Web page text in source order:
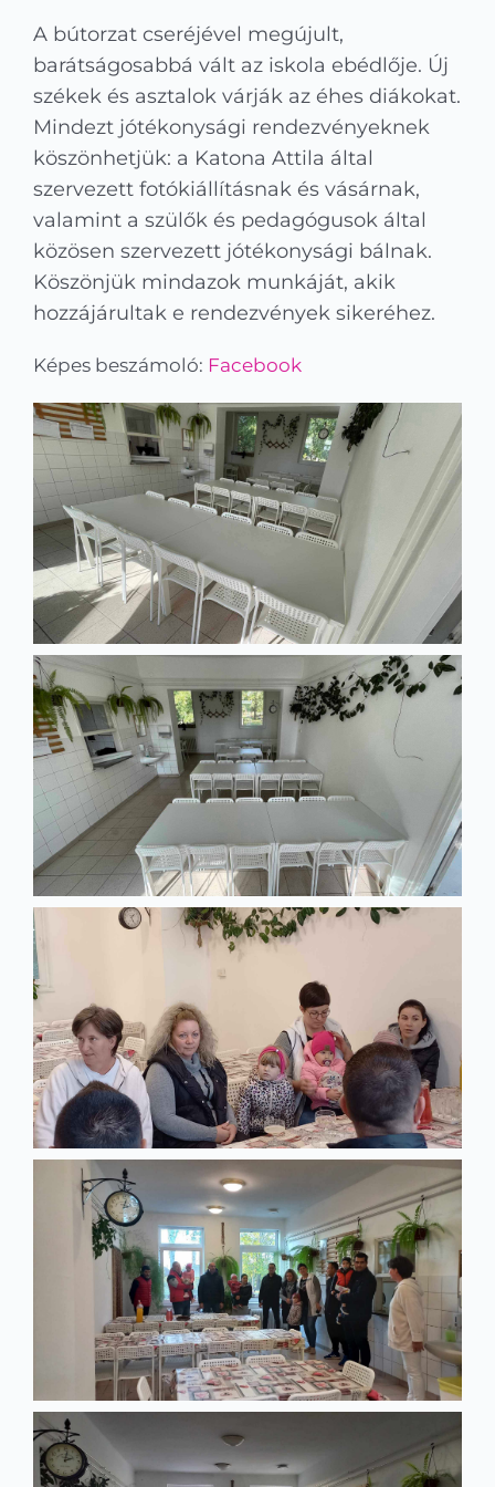
KRÉTA
A bútorzat cseréjével megújult,
barátságosabbá vált az iskola ebédlője. Új
székek és asztalok várják az éhes diákokat.
Mindezt jótékonysági rendezvényeknek
köszönhetjük: a Katona Attila által
szervezett fotókiállításnak és vásárnak,
valamint a szülők és pedagógusok által
közösen szervezett jótékonysági bálnak.
Köszönjük mindazok munkáját, akik
hozzájárultak e rendezvények sikeréhez.
Képes beszámoló: Facebook